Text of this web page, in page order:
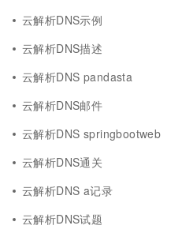
云解析DNS示例
云解析DNS描述
云解析DNS pandasta
云解析DNS邮件
云解析DNS springbootweb
云解析DNS通关
云解析DNS a记录
云解析DNS试题